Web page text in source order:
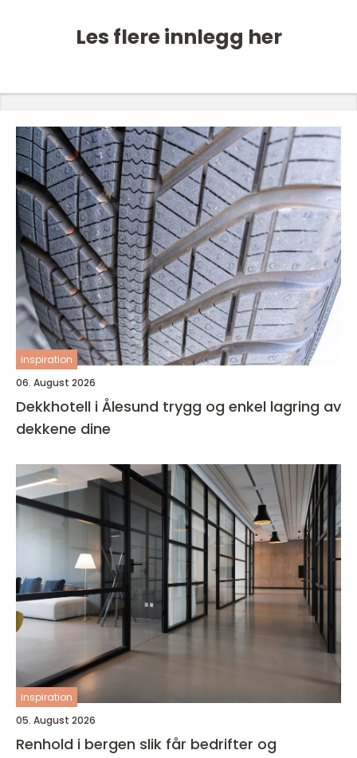
Les flere innlegg her
inspiration
06. August 2026
Dekkhotell i Ålesund trygg og enkel lagring av
dekkene dine
inspiration
05. August 2026
Renhold i bergen slik får bedrifter og